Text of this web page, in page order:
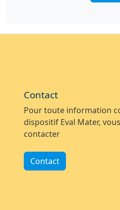
Contact
Pour toute information
dispositif Eval Mater,
contacter
Contact